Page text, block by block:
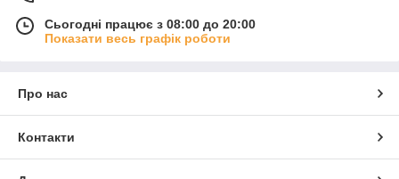
Сьогодні працює з 08:00 до 20:00
Показати весь графік роботи
Про нас
Контакти